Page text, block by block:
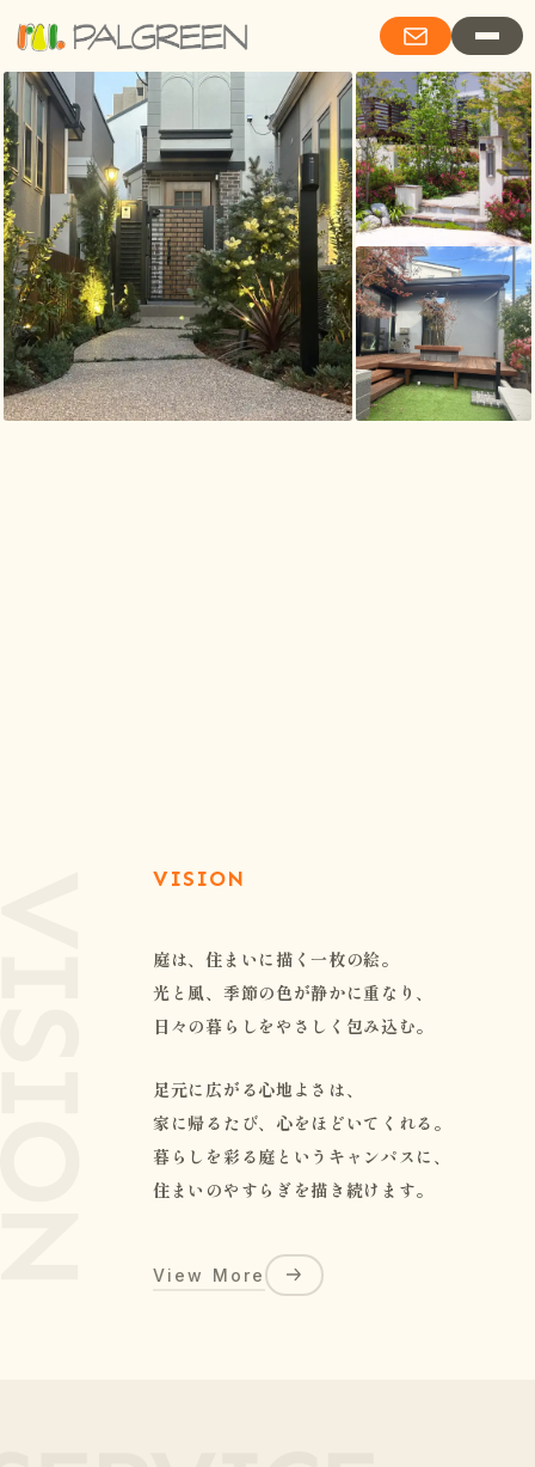
Living with Garden Stories 詩的情緒と、庭物語のあ
VISION
庭は、住まいに描く一枚の絵。
光と風、季節の色が静かに重なり、
日々の暮らしをやさしく包み込む。
足元に広がる心地よさは、
家に帰るたび、心をほどいてくれる。
暮らしを彩る庭というキャンパスに、
住まいのやすらぎを描き続けます。
View More